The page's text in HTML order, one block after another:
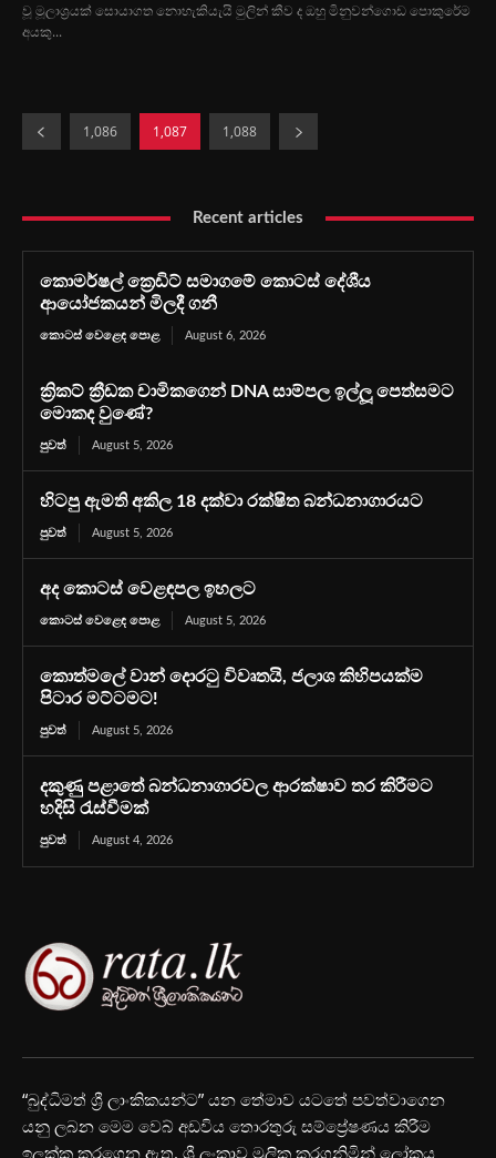
වූ මූලාශ්‍රයක් සොයාගත නොහැකියැයි මුලින් කීව ද ඔහු මිනුවන්ගොඩ පොකුරේම
අයකු...
1,086 1,087 1,088
Recent articles
කොමර්ෂල් ක්‍රෙඩිට් සමාගමේ කොටස් දේශීය
ආයෝජකයන් මිලදී ගනී
කොටස් වෙළෙඳ පොළ August 6, 2026
ක්‍රිකට් ක්‍රීඩක චාමිකගෙන් DNA සාම්පල ඉල්ලූ පෙත්සමට
මොකද වුණේ?
පුවත් August 5, 2026
හිටපු ඇමති අකිල 18 දක්වා රක්ෂිත බන්ධනාගාරයට
පුවත් August 5, 2026
අද කොටස් වෙළඳපල ඉහලට
කොටස් වෙළෙඳ පොළ August 5, 2026
කොත්මලේ වාන් දොරටු විවෘතයි, ජලාශ කිහිපයක්ම
පිටාර මට්ටමට!
පුවත් August 5, 2026
දකුණු පළාතේ බන්ධනාගාරවල ආරක්ෂාව තර කිරීමට
හදිසි රැස්වීමක්
පුවත් August 4, 2026
“බුද්ධිමත් ශ්‍රී ලාංකිකයන්ට” යන තේමාව යටතේ පවත්වාගෙන
යනු ලබන මෙම වෙබ් අඩවිය තොරතුරු සම්ප්‍රේෂණය කිරීම
ඉලක්ක කරගෙන ඇත. ශ්‍රී ලංකාව මූලික කරගනිමින් ලෝකය